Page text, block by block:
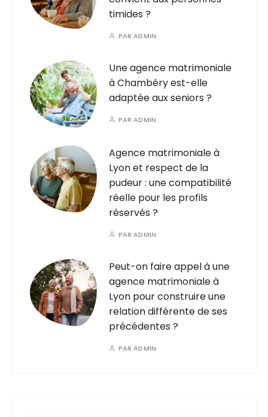
timides ?
PARADMIN
Une agence matrimoniale
à Chambéry est-elle
adaptée aux seniors ?
PARADMIN
Agence matrimoniale à
Lyon et respect de la
pudeur : une compatibilité
réelle pour les profils
réservés ?
PARADMIN
Peut-on faire appel à une
agence matrimoniale à
Lyon pour construire une
relation différente de ses
précédentes ?
PARADMIN